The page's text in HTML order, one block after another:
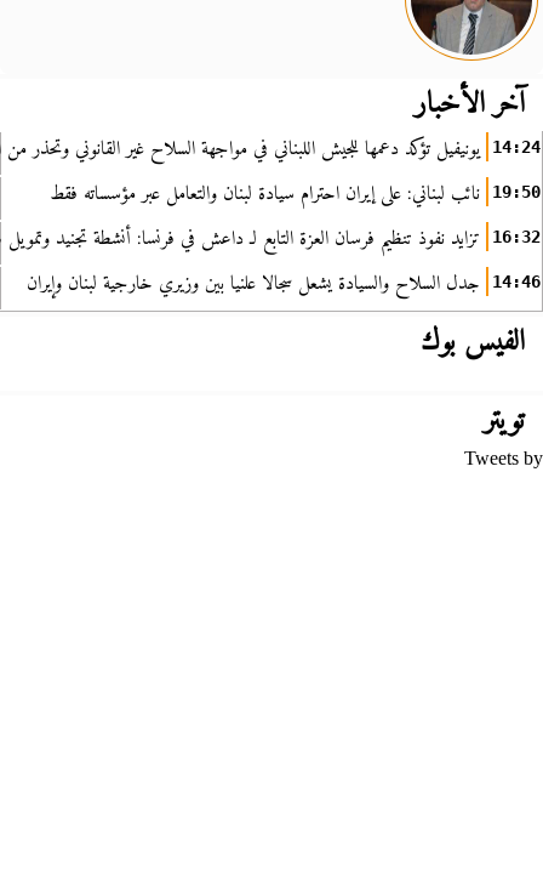
آخر الأخبار
14:24 يونيفيل تؤكد دعمها للجيش اللبناني في مواجهة السلاح غير القانوني وتحذر من
19:50 نائب لبناني: على إيران احترام سيادة لبنان والتعامل عبر مؤسساته فقط
16:32 تزايد نفوذ تنظيم فرسان العزة التابع لـ داعش في فرنسا: أنشطة تجنيد
14:46 جدل السلاح والسيادة يشعل سجالا علنيا بين وزيري خارجية لبنان وإيران
الفيس بوك
تويتر
Tweets by